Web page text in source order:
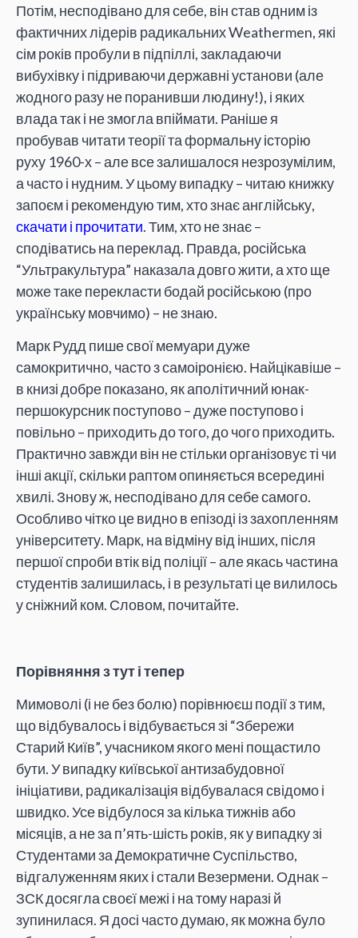
Потім, несподівано для себе, він став одним із
фактичних лідерів радикальних Weathermen, які
сім років пробули в підпіллі, закладаючи
вибухівку і підриваючи державні установи (але
жодного разу не поранивши людину!), і яких
влада так і не змогла впіймати. Раніше я
пробував читати теорії та формальну історію
руху 1960-х – але все залишалося незрозумілим,
а часто і нудним. У цьому випадку – читаю книжку
запоєм і рекомендую тим, хто знає англійську,
скачати і прочитати. Тим, хто не знає –
сподіватись на переклад. Правда, російська
“Ультракультура” наказала довго жити, а хто ще
може таке перекласти бодай російською (про
українську мовчимо) – не знаю.
Марк Рудд пише свої мемуари дуже
самокритично, часто з самоіронією. Найцікавіше –
в книзі добре показано, як аполітичний юнак-
першокурсник поступово – дуже поступово і
повільно – приходить до того, до чого приходить.
Практично завжди він не стільки організовує ті чи
інші акції, скільки раптом опиняється всередині
хвилі. Знову ж, несподівано для себе самого.
Особливо чітко це видно в епізоді із захопленням
університету. Марк, на відміну від інших, після
першої спроби втік від поліції – але якась частина
студентів залишилась, і в результаті це вилилось
у сніжний ком. Словом, почитайте.
Порівняння з тут і тепер
Мимоволі (і не без болю) порівнюєш події з тим,
що відбувалось і відбувається зі “Збережи
Старий Київ”, учасником якого мені пощастило
бути. У випадку київської антизабудовної
ініціативи, радикалізація відбувалася свідомо і
швидко. Усе відбулося за кілька тижнів або
місяців, а не за п’ять-шість років, як у випадку зі
Студентами за Демократичне Суспільство,
відгалуженням яких і стали Везермени. Однак –
ЗСК досягла своєї межі і на тому наразі й
зупинилася. Я досі часто думаю, як можна було